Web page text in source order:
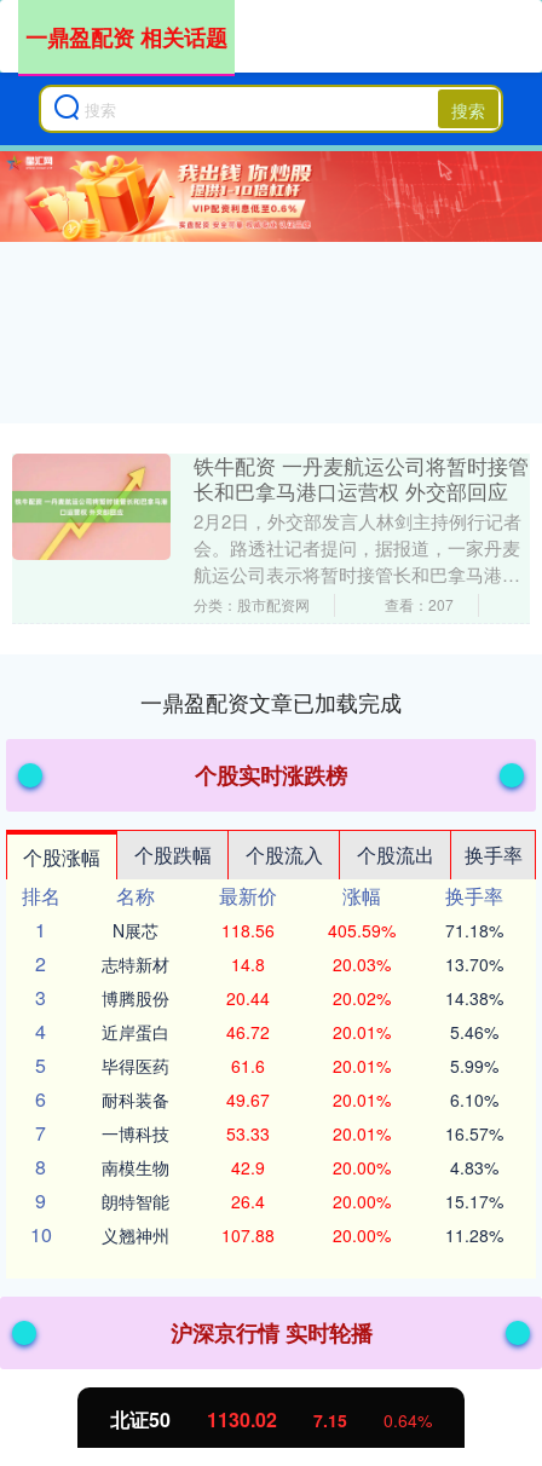
搜索
一鼎盈配资 相关话题
铁牛配资 一丹麦航运公司将暂时接管
长和巴拿马港口运营权 外交部回应
2月2日，外交部发言人林剑主持例行记者
会。路透社记者提问，据报道，一家丹麦
航运公司表示将暂时接管长和巴拿马港口
运营权。此前巴拿马最高法院裁定巴拿马
分类：股市配资网 查看：207
一鼎盈配资文章已加载完成
个股实时涨跌榜
个股涨幅 个股跌幅 个股流入 个股流出
换手率
排名
名称 最新价 涨幅
换手率
1
N展芯 118.56 405.59% 71.18%
2 志特新材 14.8 20.03% 13.70%
3 博腾股份 20.44 20.02% 14.38%
4 近岸蛋白 46.72 20.01% 5.46%
5 毕得医药 61.6 20.01% 5.99%
6 耐科装备 49.67 20.01% 6.10%
7 一博科技 53.33 20.01% 16.57%
8 南模生物 42.9 20.00% 4.83%
9 朗特智能 26.4 20.00% 15.17%
10 义翘神州 107.88 20.00% 11.28%
沪深京行情 实时轮播
北证50 1130.02 7.15 0.64%